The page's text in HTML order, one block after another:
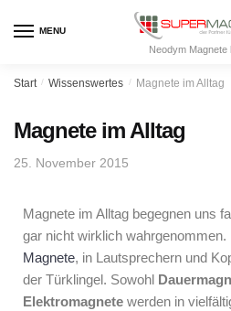
MENU
Neodym Magnete
Start / Wissenswertes / Magnete im Alltag
Magnete im Alltag
25. November 2015
Magnete im Alltag begegnen uns
gar nicht wirklich
Magnete, in Lautsprechern und
der Türklingel. Sowohl
Elektromagnete werden in